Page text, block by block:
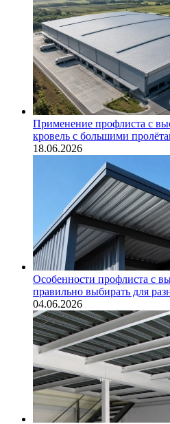
Применение профлиста с
кровель с большими
18.06.2026
Особенности профлиста с
правильно выбирать для
04.06.2026